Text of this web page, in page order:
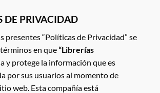
DE PRIVACIDAD
presentes “Políticas de Privacidad” se
en que“Librerías
y protege la información que es
por sus usuarios al momento de
web. Esta compañía está